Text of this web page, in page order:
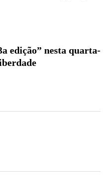
edição” nesta quarta-